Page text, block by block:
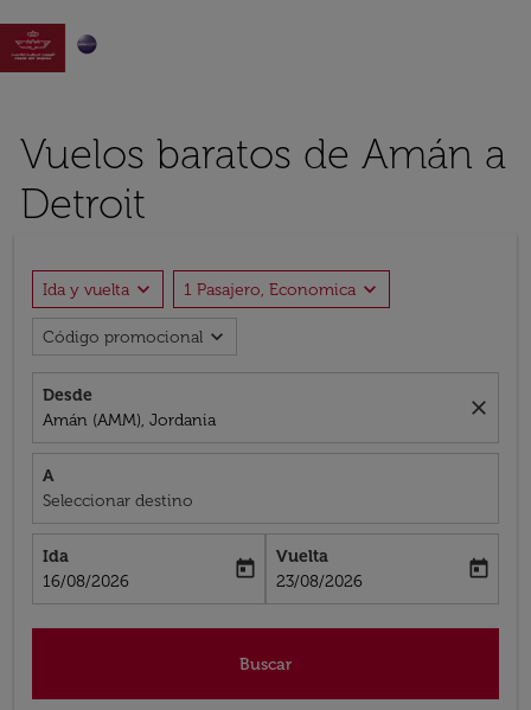

Vuelos baratos de Amán a
Detroit
Ida y vuelta expand_more 1 Pasajero, Economica expand_more
Código promocional expand_more
Desde
Amán (AMM), Jordania
close
A
Seleccionar destino
Ida
fc-booking-departure-date-aria-label
16/08/2026
today
Vuelta
fc-booking-return-date-aria-label
23/08/2026
today
Buscar